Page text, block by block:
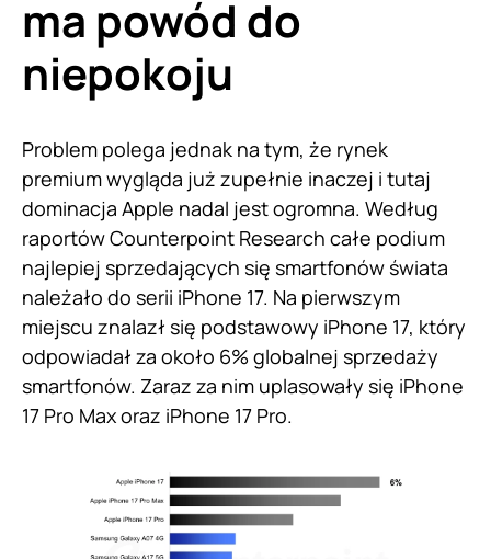
ma powód do
niepokoju
Problem polega jednak na tym, że rynek
premium wygląda już zupełnie inaczej i tutaj
dominacja Apple nadal jest ogromna. Według
raportów Counterpoint Research całe podium
najlepiej sprzedających się smartfonów świata
należało do serii iPhone 17. Na pierwszym
miejscu znalazł się podstawowy iPhone 17, który
odpowiadał za około 6% globalnej sprzedaży
smartfonów. Zaraz za nim uplasowały się iPhone
17 Pro Max oraz iPhone 17 Pro.